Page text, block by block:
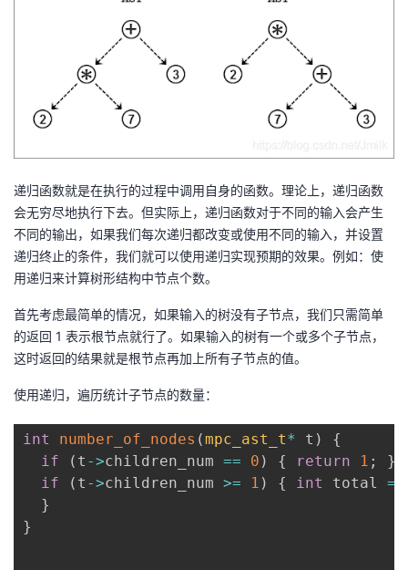
递归函数就是在执行的过程中调用自身的函数。理论上，递归函数
会无穷尽地执行下去。但实际上，递归函数对于不同的输入会产生
不同的输出，如果我们每次递归都改变或使用不同的输入，并设置
递归终止的条件，我们就可以使用递归实现预期的效果。例如：使
用递归来计算树形结构中节点个数。
首先考虑最简单的情况，如果输入的树没有子节点，我们只需简单
的返回 1 表示根节点就行了。如果输入的树有一个或多个子节点，
这时返回的结果就是根节点再加上所有子节点的值。
使用递归，遍历统计子节点的数量：
int number_of_nodes (mpc_ast_t* t )
{
if
( t ->children_num == 0 ) { return 1 ;
}
if
( t ->children_num >= 1 ) { int total =
}
}